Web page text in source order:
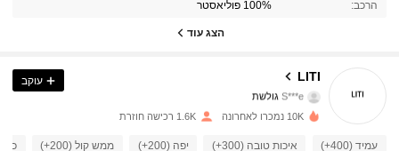
הרכב: 100% פוליאסטר
הצג עוד
LITI
S***e גולשת
4.89 487 עוקבים
עוקב
10K נמכרו לאחרונה 1.6K רכישה חוזרת
עמיד (400+) איכות טובה (300+) יפה (200+) ממש קול (200+) כמו